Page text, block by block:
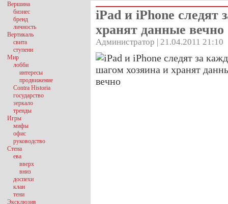
iPad и iPhone
хранят данные вечно
Администратор | 21.04.2011 21:10
Вершина
бизнес
бренд
личность
Вертикаль
свита
ступени
Мир
лобби
интересы
продвижение
Contra Historia
государство
зеркало
тренды
Игры
мифы
офис
руководство
Стена
ева
вверх
вниз
доспехи
клан
тени
Эксклюзив